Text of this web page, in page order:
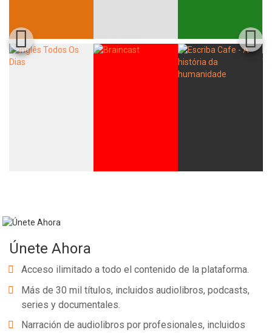
Únete Ahora
Acceso ilimitado a todo el contenido de la plataforma.
Más de 30 mil títulos, incluidos audiolibros, podcasts,
series y documentales.
Narración de audiolibros por profesionales, incluidos